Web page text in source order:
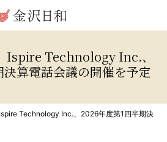
Ispire Technology Inc.、
算電話会議の開催を予定
Ispire Technology Inc.、2026年度第1四半期決